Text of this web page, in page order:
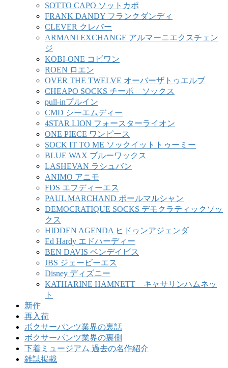
SOTTO CAPO ソットカポ
FRANK DANDY フランクダンディ
CLEVER クレバー
ARMANI EXCHANGE アルマーニエクスチェン
ジ
KOBI-ONE コビワン
ROEN ロエン
OVER THE TWELVE オーバーザトゥエルブ
CHEAPO SOCKS チーポ ソックス
pull-inプルイン
CMD シーエムディー
4STAR LION フォースターライオン
ONE PIECE ワンピース
SOCK IT TO ME ソックイットトゥーミー
BLUE WAX ブルーワックス
LASHEVAN ラシュバン
ANIMO アニモ
FDS エフディーエス
PAUL MARCHAND ポールマルシャン
DEMOCRATIQUE SOCKS デモクラティックソッ
クス
HIDDEN AGENDA ヒドゥンアジェンダ
Ed Hardy エドハーディー
BEN DAVIS ベンデイビス
JBS ジェービーエス
Disney ディズニー
KATHARINE HAMNETT キャサリンハムネッ
ト
新作
再入荷
ボクサーパンツ業界の裏話
ボクサーパンツ業界の裏側
下着ミュージアム 過去の名作紹介
雑誌掲載